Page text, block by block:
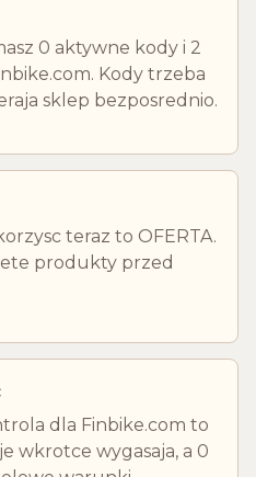
0 aktywne kody i 2
Kody trzeba
sklep bezposrednio.
teraz to OFERTA.
produkty przed
dla Finbike.com to
wkrotce wygasaja, a 0